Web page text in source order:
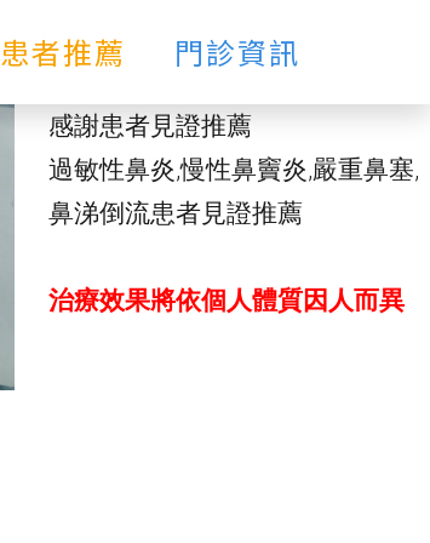
患者推薦 門診資訊
感謝患者見證推薦
過敏性鼻炎,慢性鼻竇炎,嚴重鼻塞,
鼻涕倒流患者見證推薦
治療效果將依個人體質因人而異